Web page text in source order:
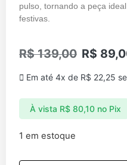
pulso, tornando a peça
festivas.
R$139,00 R$
Em até 4x de R$ 22,25
À vista R$80,10 no Pix
1 em estoque